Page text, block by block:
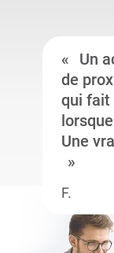
Un
de
qui fait
Une
F.